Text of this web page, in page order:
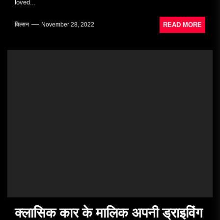
loved...
विल्सन November 28, 2022 READ MORE
क्लासिक कार के मालिक अपनी ड्राइविंग